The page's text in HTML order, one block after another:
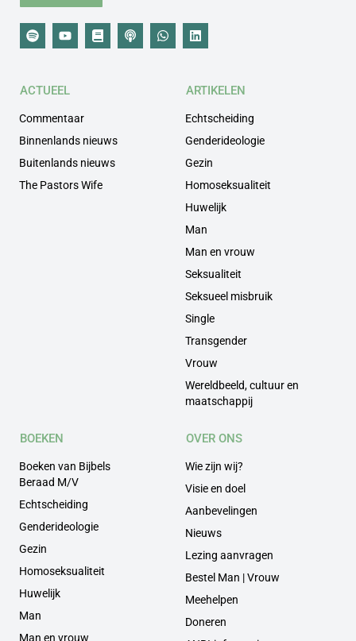
ACTUEEL
Commentaar
Binnenlands nieuws
Buitenlands nieuws
The Pastors Wife
ARTIKELEN
Echtscheiding
Genderideologie
Gezin
Homoseksualiteit
Huwelijk
Man
Man en vrouw
Seksualiteit
Seksueel misbruik
Single
Transgender
Vrouw
Wereldbeeld, cultuur en
maatschappij
BOEKEN
Boeken van Bijbels
Beraad M/V
Echtscheiding
Genderideologie
Gezin
Homoseksualiteit
Huwelijk
Man
Man en vrouw
OVER ONS
Wie zijn wij?
Visie en doel
Aanbevelingen
Nieuws
Lezing aanvragen
Bestel Man | Vrouw
Meehelpen
Doneren